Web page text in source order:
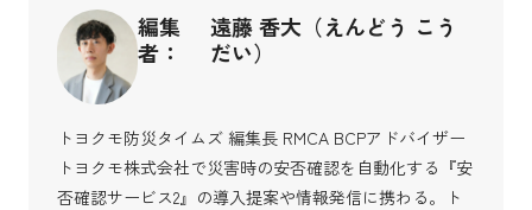
編集
者：
遠藤 香大（えんどう こう
だい）
トヨクモ防災タイムズ 編集長 RMCA BCPアドバイザー
トヨクモ株式会社で災害時の安否確認を自動化する『安
否確認サービス2』の導入提案や情報発信に携わる。ト